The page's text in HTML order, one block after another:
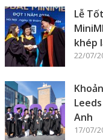
Lễ
khép
22/07/
Anh
17/07/